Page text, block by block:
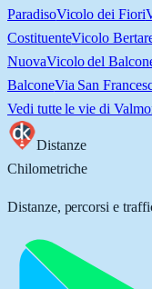
ParadisoVicolo dei Fiori
CostituenteVicolo
NuovaVicolo del
BalconeVia San
Vedi tutte le vie di
Distanze
Chilometriche
Distanze, percorsi e